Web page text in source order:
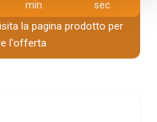
min sec
la pagina prodotto per
l'offerta